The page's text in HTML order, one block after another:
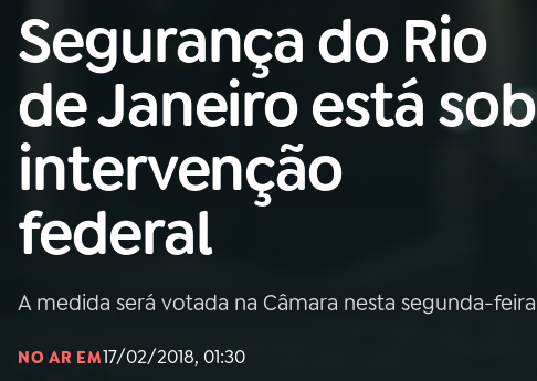
Buscar
na
Rádio
Nacional
AO VIVO
01INÍCIO
02A RÁDIO
03PROGRAMAÇÃO
Segurança do Rio
de Janeiro está sob
intervenção
federal
A medida será votada na Câmara nesta segunda-feira
NO AR EM17/02/2018, 01:30